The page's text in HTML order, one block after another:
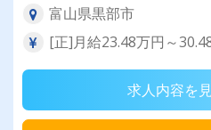
富山県黒部市
[正]月給23.48万円～
求人内容を